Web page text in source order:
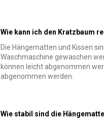
Wie kann ich den Kratzbaum
Die Hängematten und Kissen
Waschmaschine gewaschen
können leicht abgenommen
abgenommen werden.
Wie stabil sind die